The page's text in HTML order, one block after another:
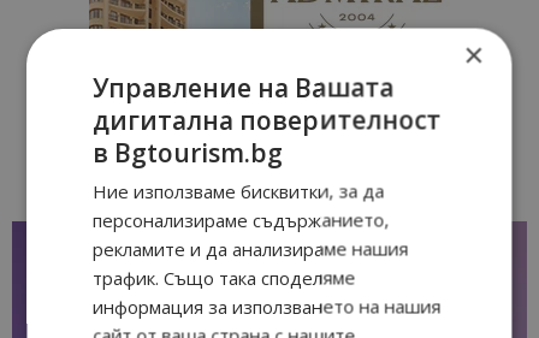
×
Управление на Вашата
дигитална поверителност
в Bgtourism.bg
Ние използваме бисквитки, за да
персонализираме съдържанието,
рекламите и да анализираме нашия
трафик. Също така споделяме
информация за използването на нашия